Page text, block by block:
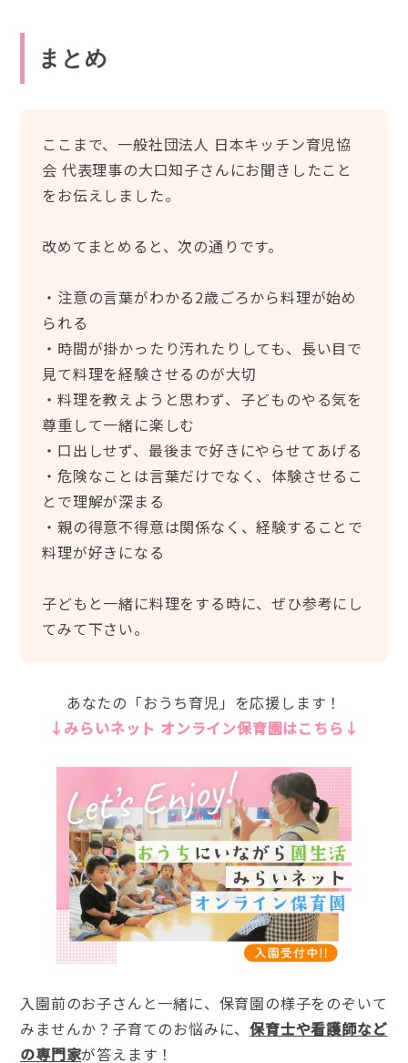
まとめ
ここまで、一般社団法人 日本キッチン育児協
会 代表理事の大口知子さんにお聞きしたこと
をお伝えしました。
改めてまとめると、次の通りです。
・注意の言葉がわかる2歳ごろから料理が始め
られる
・時間が掛かったり汚れたりしても、長い目で
見て料理を経験させるのが大切
・料理を教えようと思わず、子どものやる気を
尊重して一緒に楽しむ
・口出しせず、最後まで好きにやらせてあげる
・危険なことは言葉だけでなく、体験させるこ
とで理解が深まる
・親の得意不得意は関係なく、経験することで
料理が好きになる
子どもと一緒に料理をする時に、ぜひ参考にし
てみて下さい。
あなたの「おうち育児」を応援します！
↓みらいネット オンライン保育園はこちら↓
入園前のお子さんと一緒に、保育園の様子をのぞいて
みませんか？子育てのお悩みに、保育士や看護師など
の専門家が答えます！